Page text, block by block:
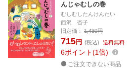
んじゃむしの巻
むしむしたんけんたい
西沢 杏子
旧定価：
1,430円
715円 (税込) 送料無料
6ポイント 1倍
ご注文できない商品